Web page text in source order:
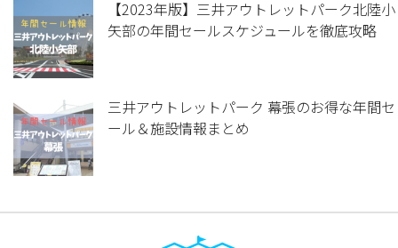
【2023年版】三井アウトレットパーク北陸小
矢部の年間セールスケジュールを徹底攻略
三井アウトレットパーク 幕張のお得な年間セ
ール＆施設情報まとめ